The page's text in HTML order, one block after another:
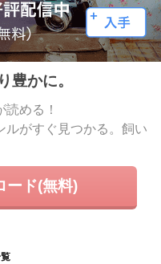
豊かに。
める！
ルがすぐ見つかる。飼い
ード(無料)